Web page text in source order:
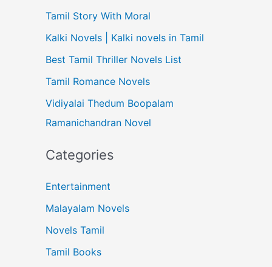
Tamil Story With Moral
Kalki Novels | Kalki novels in Tamil
Best Tamil Thriller Novels List
Tamil Romance Novels
Vidiyalai Thedum Boopalam
Ramanichandran Novel
Categories
Entertainment
Malayalam Novels
Novels Tamil
Tamil Books